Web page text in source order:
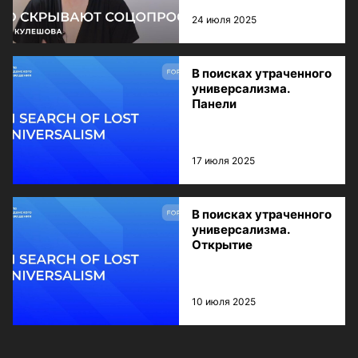
24 июля 2025
В поисках утраченного
универсализма.
Панели
17 июля 2025
В поисках утраченного
универсализма.
Открытие
10 июля 2025